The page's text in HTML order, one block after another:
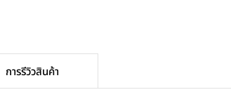
การรีวิวสินค้า